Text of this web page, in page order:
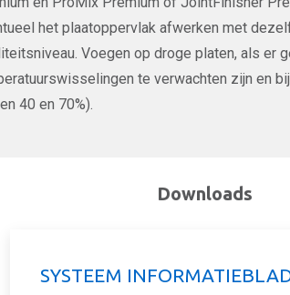
het plaatoppervlak afwerken met
Voegen op droge platen, als er
te verwachten zijn en
40 en 70%).
Downloads
SYSTEEM